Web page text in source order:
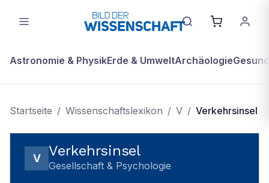
Astronomie & PhysikErde & UmweltArchäologie
Startseite / Wissenschaftslexikon / V / Verkehrsinsel
V Verkehrsinsel
Gesellschaft & Psychologie